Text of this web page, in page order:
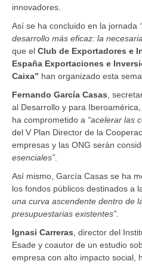
innovadores.
Así se ha concluido en la jornada
desarrollo más eficaz: la
que el Club de Exportadores e
España Exportaciones e
Caixa” han organizado esta
Fernando García Casas ,
al Desarrollo y para
ha comprometido a “acelerar las
del V Plan Director de la
empresas y las ONG serán
esenciales”
Así mismo, García Casas se ha
los fondos públicos destinados a
una curva ascendente dentro de
presupuestarias existentes”
Ignasi Carreras , director del
Esade y coautor de un estudio
empresa con alto impacto social,